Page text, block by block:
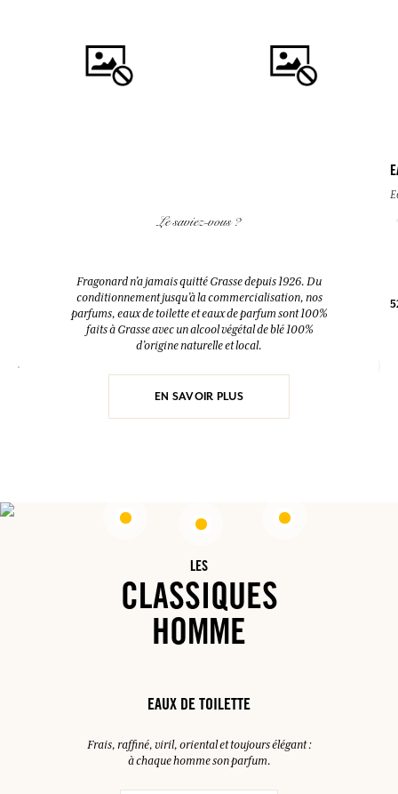
38,00 €
Le saviez-vous ?
Fragonard n’a jamais quitté Grasse depuis 1926. Du
conditionnement jusqu’à la commercialisation, nos
parfums, eaux de toilette et eaux de parfum sont 100%
faits à Grasse avec un alcool végétal de blé 100%
d’origine naturelle et local.
EN SAVOIR PLUS
LES
CLASSIQUES
HOMME
EAUX DE TOILETTE
Frais, raffiné, viril, oriental et toujours élégant :
à chaque homme son parfum.